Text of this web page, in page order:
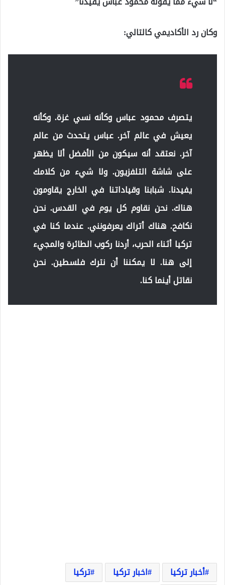
وكان رد الأكاديمي كالتالي:
يتصرف محمود عباس وكأنه نسي غزة. وكأنه
يعيش في عالم آخر. عباس يتحدث من عالم
آخر. نعتقد أنه سيكون من الأفضل ألا يظهر
على شاشة التلفزيون. ولا شيء من كلامك
يفيدنا. شبابنا وقياداتنا في الخارج يقاومون
هناك. نحن نقاوم كل يوم في القدس. نحن
نكافح. هناك أتراك يعرفونني. عندما كنا في
تركيا أثناء الحرب، أردنا ركوب الطائرة والمجيء
إلى هنا. لا يمكننا أن نترك فلسطين. نحن
نقاتل أينما كنا.
أخبار تركيا اخبار تركيا
تركيا